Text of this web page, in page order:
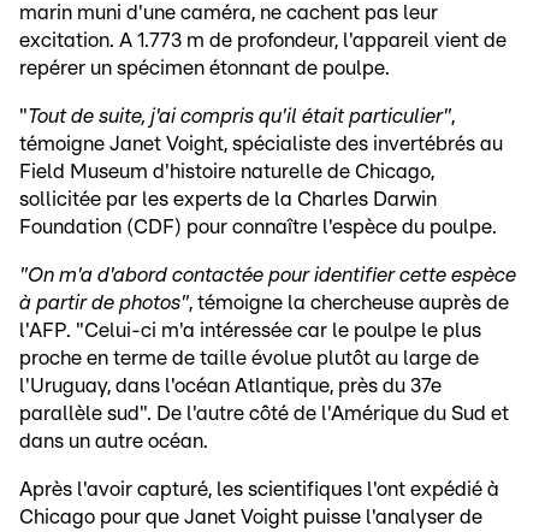
marin muni d'une caméra, ne cachent pas leur
excitation. A 1.773 m de profondeur, l'appareil vient de
repérer un spécimen étonnant de poulpe.
"Tout de suite, j'ai compris qu'il était particulier",
témoigne Janet Voight, spécialiste des invertébrés au
Field Museum d'histoire naturelle de Chicago,
sollicitée par les experts de la Charles Darwin
Foundation (CDF) pour connaître l'espèce du poulpe.
"On m'a d'abord contactée pour identifier cette espèce
à partir de photos", témoigne la chercheuse auprès de
l'AFP. "Celui-ci m'a intéressée car le poulpe le plus
proche en terme de taille évolue plutôt au large de
l'Uruguay, dans l'océan Atlantique, près du 37e
parallèle sud". De l'autre côté de l'Amérique du Sud et
dans un autre océan.
Après l'avoir capturé, les scientifiques l'ont expédié à
Chicago pour que Janet Voight puisse l'analyser de